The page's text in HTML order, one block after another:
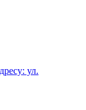
ул.